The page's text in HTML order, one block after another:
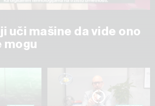
uči mašine da vide ono
mogu